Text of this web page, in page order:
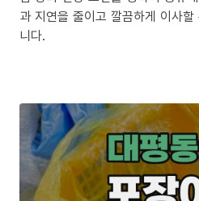
과 지연을 줄이고 깔끔하게 이사
니다.